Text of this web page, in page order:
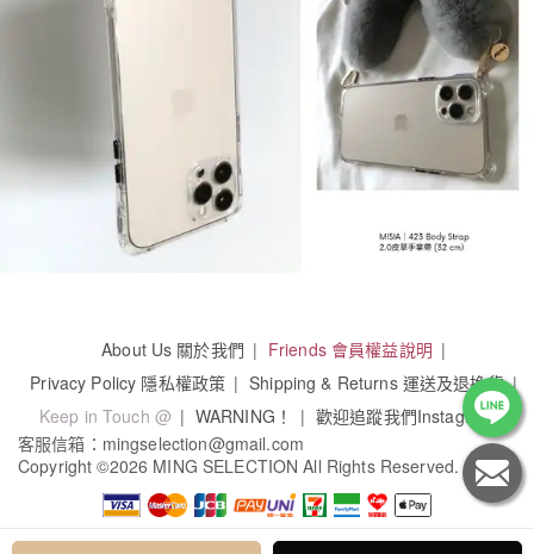
About Us 關於我們
Friends 會員權益說明
Privacy Policy 隱私權政策
Shipping & Returns 運送及退換貨
Keep in Touch @
WARNING！
歡迎追蹤我們Instagram
客服信箱：mingselection@gmail.com
Copyright©2026 MING SELECTION All Rights Reserved.